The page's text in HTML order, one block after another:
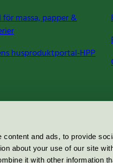
and ads, to provide
about your use of our site
it with other information
massa, papper &
husproduktportal-HPP